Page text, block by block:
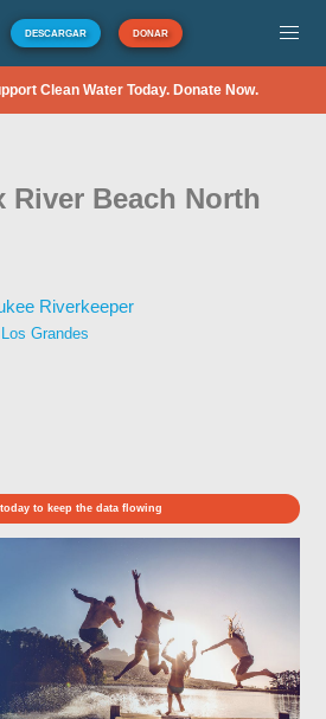
DESCARGAR DONAR
Clean Water Today. Donate Now.
River Beach North
Riverkeeper
Grandes
today to keep the data flowing